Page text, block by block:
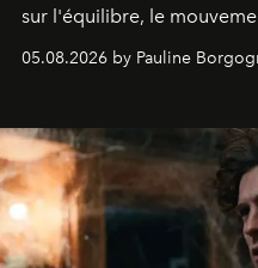
sur l'équilibre, le
05.08.2026 by Pauline